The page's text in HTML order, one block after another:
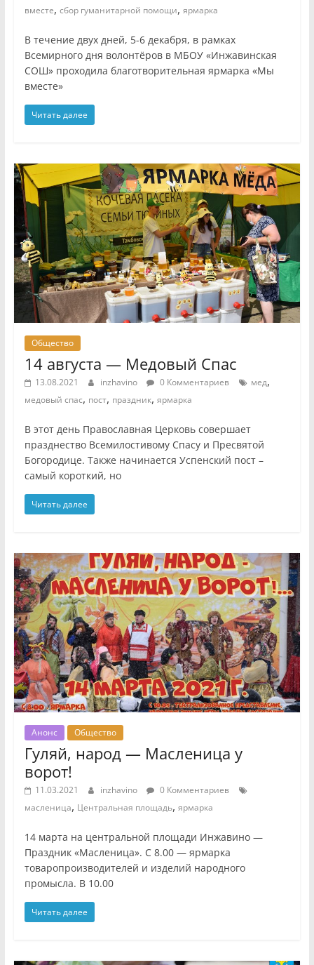
вместе, сбор гуманитарной помощи, ярмарка
В течение двух дней, 5-6 декабря, в рамках
Всемирного дня волонтёров в МБОУ «Инжавинская
СОШ» проходила благотворительная ярмарка «Мы
вместе»
Читать далее
Общество
14 августа — Медовый Спас
13.08.2021 inzhavino 0 Комментариев мед,
медовый спас, пост, праздник, ярмарка
В этот день Православная Церковь совершает
празднество Всемилостивому Спасу и Пресвятой
Богородице. Также начинается Успенский пост –
самый короткий, но
Читать далее
Анонс Общество
Гуляй, народ — Масленица у
ворот!
11.03.2021 inzhavino
0 Комментариев
масленица, Центральная площадь, ярмарка
14 марта на центральной площади Инжавино —
Праздник «Масленица». С 8.00 — ярмарка
товаропроизводителей и изделий народного
промысла. В 10.00
Читать далее